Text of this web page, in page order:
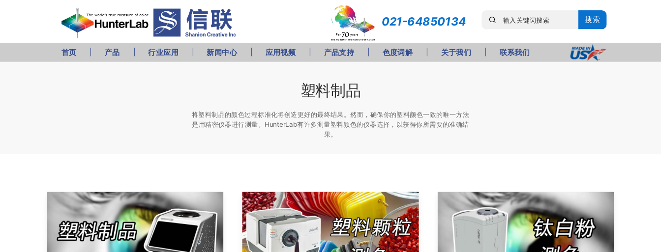
首页 产品 行业应用 新闻中心 应用视频 产品支持 色度词解 关于我们 联系我们
021-64850134 搜索
塑料制品
将塑料制品的颜色过程标准化将创造更好的最终结果。然而，确保你的塑料颜色一致的唯一方法
是用精密仪器进行测量。HunterLab有许多测量塑料颜色的仪器选择，以获得你所需要的准确结
果。